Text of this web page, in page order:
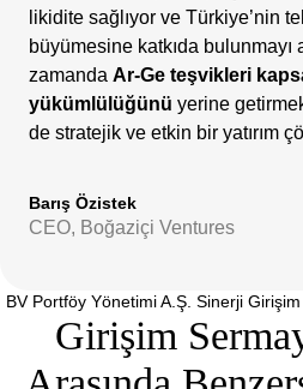
likidite sağlıyor ve Türkiye’nin
büyümesine katkıda bulunmayı
zamanda Ar-Ge teşvikleri
yükümlülüğünü yerine
de stratejik ve etkin bir yatırım
Barış Özistek
CEO, Boğaziçi Ventures
BV Portföy Yönetimi A.Ş. Sinerji
Girişim